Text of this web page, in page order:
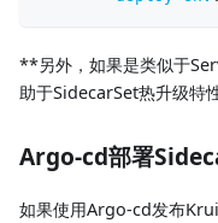
**另外，如果是类似于
助于SidecarSet热升级特
Argo-cd部署
如果使用Argo-cd发布